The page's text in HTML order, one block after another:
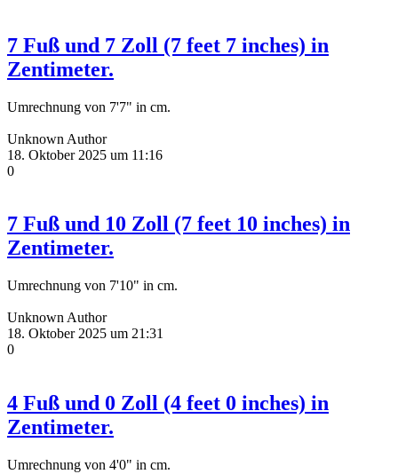
7 Fuß und 7 Zoll (7 feet 7 inches) in
Zentimeter.
Umrechnung von 7'7" in cm.
Unknown Author
18. Oktober 2025 um 11:16
0
7 Fuß und 10 Zoll (7 feet 10 inches) in
Zentimeter.
Umrechnung von 7'10" in cm.
Unknown Author
18. Oktober 2025 um 21:31
0
4 Fuß und 0 Zoll (4 feet 0 inches) in
Zentimeter.
Umrechnung von 4'0" in cm.